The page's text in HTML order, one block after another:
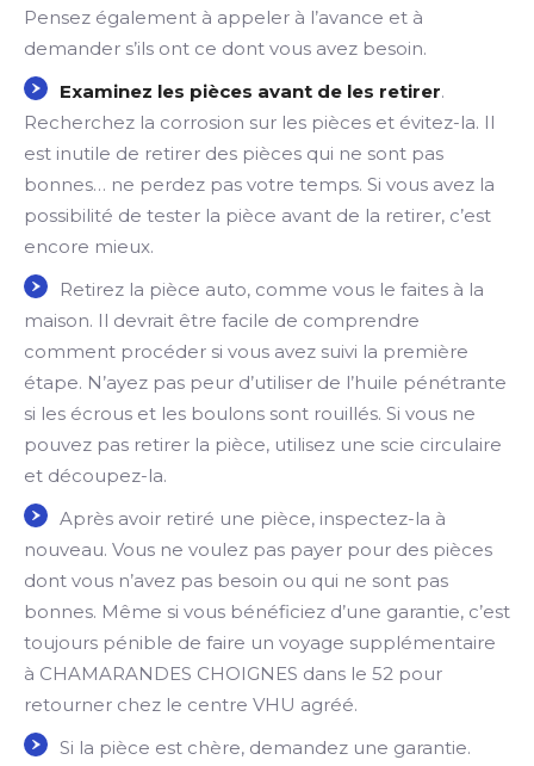
Pensez également à appeler à l’avance et à
demander s’ils ont ce dont vous avez besoin.
Examinez les pièces avant de les retirer.
Recherchez la corrosion sur les pièces et évitez-la. Il
est inutile de retirer des pièces qui ne sont pas
bonnes… ne perdez pas votre temps. Si vous avez la
possibilité de tester la pièce avant de la retirer, c’est
encore mieux.
Retirez la pièce auto, comme vous le faites à la
maison. Il devrait être facile de comprendre
comment procéder si vous avez suivi la première
étape. N’ayez pas peur d’utiliser de l’huile pénétrante
si les écrous et les boulons sont rouillés. Si vous ne
pouvez pas retirer la pièce, utilisez une scie circulaire
et découpez-la.
Après avoir retiré une pièce, inspectez-la à
nouveau. Vous ne voulez pas payer pour des pièces
dont vous n’avez pas besoin ou qui ne sont pas
bonnes. Même si vous bénéficiez d’une garantie, c’est
toujours pénible de faire un voyage supplémentaire
à CHAMARANDES CHOIGNES dans le 52 pour
retourner chez le centre VHU agréé.
Si la pièce est chère, demandez une garantie.